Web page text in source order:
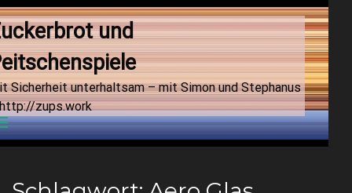
und
Sicherheit unterhaltsam – mit Simon und Stephanus
zups.work